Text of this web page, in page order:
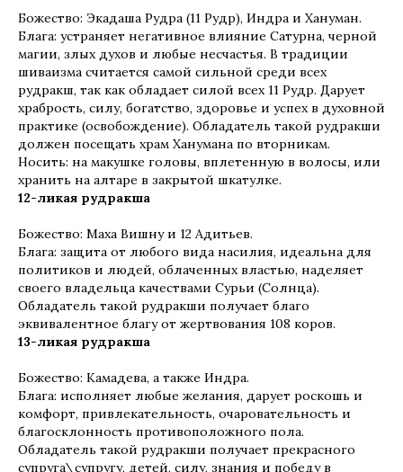
Божество: Экадаша Рудра (11 Рудр), Индра и Хануман.
Блага: устраняет негативное влияние Сатурна, черной
магии, злых духов и любые несчастья. В традиции
шиваизма считается самой сильной среди всех
рудракш, так как обладает силой всех 11 Рудр. Дарует
храбрость, силу, богатство, здоровье и успех в духовной
практике (освобождение). Обладатель такой рудракши
должен посещать храм Ханумана по вторникам.
Носить: на макушке головы, вплетенную в волосы, или
хранить на алтаре в закрытой шкатулке.
12-ликая рудракша
Божество: Маха Вишну и 12 Адитьев.
Блага: защита от любого вида насилия, идеальна для
политиков и людей, облаченных властью, наделяет
своего владельца качествами Сурьи (Солнца).
Обладатель такой рудракши получает благо
эквивалентное благу от жертвования 108 коров.
13-ликая рудракша
Божество: Камадева, а также Индра.
Блага: исполняет любые желания, дарует роскошь и
комфорт, привлекательность, очаровательность и
благосклонность противоположного пола.
Обладатель такой рудракши получает прекрасного
супруга\супругу, детей, силу, знания и победу в